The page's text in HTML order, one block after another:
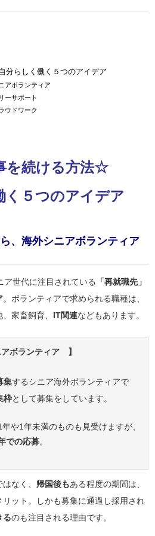
分らしく働く５つのアイデア
アボランティア
ーサポート
ウドワーク
を続ける方法☆
く５つのアイデア
、海外シニアボランティア
世代に注目されている
「再就職先」
。ボランティアで求められる職種は、
家畜飼育、 IT関連などもあります。
ボランティア 】
集するシニア海外ボランティアで
枠として募集をしています。
や1年未満のものも見受けますが、
での応募。
なく、 帰国後もある程度の期間は、
リット。しかも募集に通過し採用され
るのも注目される理由です。